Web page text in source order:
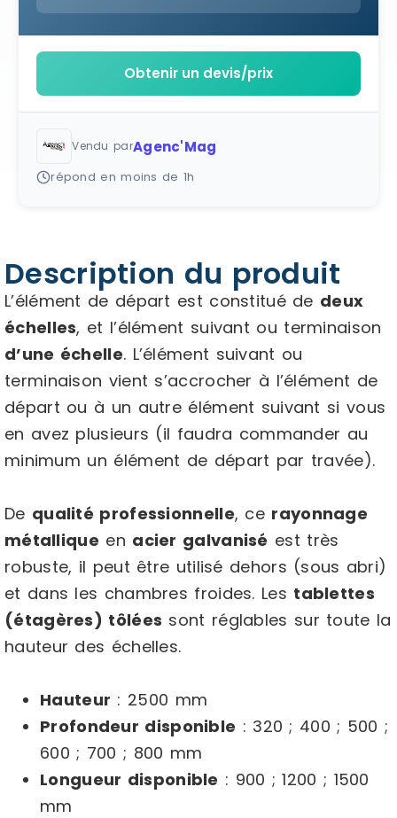
Obtenir un devis/prix
Vendu parAgenc'Mag
répond en moins de 1h
Description du produit
L’élément de départ est constitué de deux
échelles, et l’élément suivant ou terminaison
d’une échelle. L’élément suivant ou
terminaison vient s’accrocher à l’élément de
départ ou à un autre élément suivant si vous
en avez plusieurs (il faudra commander au
minimum un élément de départ par travée).
De qualité professionnelle, ce rayonnage
métallique en acier galvanisé est très
robuste, il peut être utilisé dehors (sous abri)
et dans les chambres froides. Les tablettes
(étagères) tôlées sont réglables sur toute la
hauteur des échelles.
Hauteur : 2500 mm
Profondeur disponible : 320 ; 400 ; 500 ;
600 ; 700 ; 800 mm
Longueur disponible : 900 ; 1200 ; 1500
mm